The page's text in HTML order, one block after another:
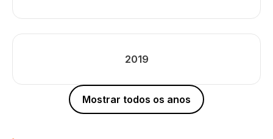
2019
Mostrar todos os anos